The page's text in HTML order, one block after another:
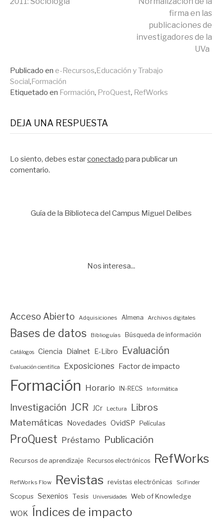
firma en las
publicaciones de
investigadores de la
UVa
Publicado en e-Recursos, Educación y Trabajo
Social , Formación
Etiquetado en Formación, ProQuest, RefWorks
DEJA UNA RESPUESTA
Lo siento, debes estarconectado para publicar un
comentario.
Guía de la Biblioteca del Campus Miguel Delibes
Nos interesa...
Acceso Abierto Adquisiciones Almena Archivos digitales
Bases de datos Biblioguías Búsqueda de información
Catálogos Ciencia Dialnet E-Libro Evaluación
Evaluación científica Exposiciones Factor de impacto
Formación Horario IN-RECS Informática
Investigación JCR JCr Lectura Libros
Matemáticas Novedades OvidSP Películas
ProQuest Préstamo Publicación
Recursos de aprendizaje Recursos electrónicos RefWorks
RefWorks Flow Revistas revistas electrónicas SciFinder
Scopus Sexenios Tesis Universidades Web of Knowledge
WOK Índices de impacto